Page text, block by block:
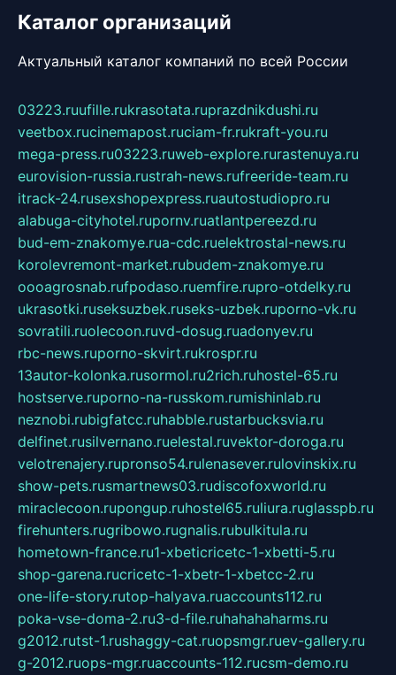
Каталог организаций
Актуальный каталог компаний по всей России
03223.ruufille.rukrasotata.ruprazdnikdushi.ru
veetbox.rucinemapost.ruciam-fr.rukraft-you.ru
mega-press.ru03223.ruweb-explore.rurastenuya.ru
eurovision-russia.rustrah-news.rufreeride-team.ru
itrack-24.rusexshopexpress.ruautostudiopro.ru
alabuga-cityhotel.rupornv.ruatlantpereezd.ru
bud-em-znakomye.rua-cdc.ruelektrostal-news.ru
korolevremont-market.rubudem-znakomye.ru
oooagrosnab.rufpodaso.ruemfire.rupro-otdelky.ru
ukrasotki.ruseksuzbek.ruseks-uzbek.ruporno-vk.ru
sovratili.ruolecoon.ruvd-dosug.ruadonyev.ru
rbc-news.ruporno-skvirt.rukrospr.ru
13autor-kolonka.rusormol.ru2rich.ruhostel-65.ru
hostserve.ruporno-na-russkom.rumishinlab.ru
neznobi.rubigfatcc.ruhabble.rustarbucksvia.ru
delfinet.rusilvernano.ruelestal.ruvektor-doroga.ru
velotrenajery.rupronso54.rulenasever.rulovinskix.ru
show-pets.rusmartnews03.rudiscofoxworld.ru
miraclecoon.rupongup.ruhostel65.ruliura.ruglasspb.ru
firehunters.rugribowo.rugnalis.rubulkitula.ru
hometown-france.ru1-xbeticricetc-1-xbetti-5.ru
shop-garena.rucricetc-1-xbetr-1-xbetcc-2.ru
one-life-story.rutop-halyava.ruaccounts112.ru
poka-vse-doma-2.ru3-d-file.ruhahahaharms.ru
g2012.rutst-1.rushaggy-cat.ruopsmgr.ruev-gallery.ru
g-2012.ruops-mgr.ruaccounts-112.rucsm-demo.ru